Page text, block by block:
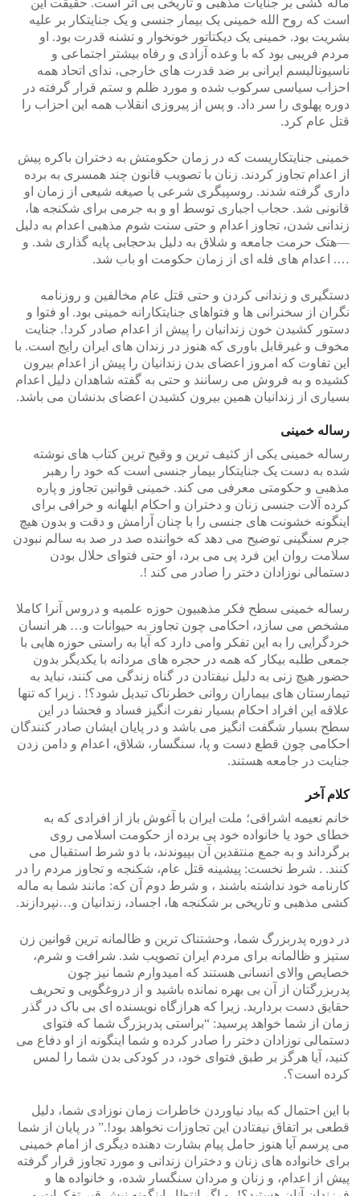
است که روح الله خمینی یک بیمار جنسی و یک جنایتکار بر علیه
بشریت بود. خمینی یک دیکتاتور خونخوار و تشنه قدرت بود. او
مردم فریبی بود که با وعده آزادی و رفاه بیشتر اجتماعی و
ناسیونالیسم ایرانی بر ضد قدرت های خارجی، ندای اتحاد همه
احزاب سیاسی سرکوب شده و مورد ظلم و ستم قرار گرفته در
دوره پهلوی را سر داد. و پس از پیروزی انقلاب همه این احزاب را
قتل عام کرد.
خمینی جنایتکاریست که در زمان حکومتش به دختران باکره پیش
از اعدام تجاوز کردند. زنان با تصویب قانون چند همسری به برده
داری گرفته شدند. روسپیگری شرعی یا صیغه شیعی از زمان او
قانونی شد. حجاب اجباری توسط او و به جرمی برای شکنجه ها،
زندانی شدن، تجاوز اعدام و حتی سنت شوم مذهبی اعدام به دلیل
—هتک حرمت جامعه و شلاق به دلیل بدحجابی پایه گذاری شد. و
…. اعدام های فله ای از زمان حکومت او باب شد.
دستگیری و زندانی کردن و حتی قتل عام مخالفین و روزنامه
نگران از سخنرانی ها و فتواهای جنایتکارانه خمینی بود. او فتوا و
دستور کشیدن خون زندانیان را پیش از اعدام صادر کرد!. جنایت
مخوف و غیرقابل باوری که هنوز در زندان های ایران رایج است. با
این تفاوت که امروز اعضای بدن زندانیان را پیش از اعدام بیرون
کشیده و به فروش می رسانند و حتی به گفته شاهدان دلیل اعدام
بسیاری از زندانیان همین بیرون کشیدن اعضای بدنشان می باشد.
رساله خمینی
رساله خمینی یکی از کثیف ترین و وقیح ترین کتاب های نوشته
شده به دست یک جنایتکار بیمار جنسی است که خود را رهبر
مذهبی و حکومتی معرفی می کند. خمینی قوانین تجاوز و پاره
کرده آلات جنسی زنان و دختران و احکام ابلهانه و خرافی برای
اینگونه خشونت های جنسی را با چنان آرامش و دقت و بدون هیچ
جرم سنگینی توضیح می دهد که خواننده صد در صد به سالم نبودن
سلامت روان این فرد پی می برد، او حتی فتوای حلال بودن
دستمالی نوزادان دختر را صادر می کند !.
رساله خمینی سطح فکر مذهبیون حوزه علمیه و دروس آنرا کاملا
مشخص می سازد، احکامی چون تجاوز به حیوانات و… هر انسان
خردگرایی را به این تفکر وامی دارد که آیا به راستی حوزه هایی با
جمعی طلبه بیکار که همه در حجره های مردانه با یکدیگر بدون
حضور هیچ زنی به دلیل نیفتادن در گناه زندگی می کنند، نباید به
تیمارستان های بیماران روانی خطرناک تبدیل شود؟! . زیرا که تنها
علاقه این افراد احکام بسیار نفرت انگیز فساد و فحشا در این
سطح بسیار شگفت انگیز می باشد و در پایان ایشان صادر کنندگان
احکامی چون قطع دست و پا، سنگسار، شلاق، اعدام و دامن زدن
جنایت در جامعه هستند.
کلام آخر
خانم نعیمه اشراقی؛ ملت ایران با آغوش باز از افرادی که به
خطای خود یا خانواده خود پی برده از حکومت اسلامی روی
برگرداند و به جمع منتقدین آن بپیوندند، با دو شرط استقبال می
کنند. . شرط نخست: پیشینه قتل عام، شکنجه و تجاوز مردم را در
کارنامه خود نداشته باشند ، و شرط دوم آن که: مانند شما به ماله
کشی مذهبی و تاریخی بر شکنجه ها، اجساد، زندانیان و…نپردازند.
در دوره پدربزرگ شما، وحشتناک ترین و ظالمانه ترین قوانین زن
ستیز و ظالمانه برای مردم ایران تصویب شد. شرافت و شرم،
خصایص والای انسانی هستند که امیدوارم شما نیز چون
پدربزرگتان از آن بی بهره نمانده باشید و از دروغگویی و تحریف
حقایق دست بردارید. زیرا که هرازگاه نویسنده ای بی باک در گذر
زمان از شما خواهد پرسید: “براستی پدربزرگ شما که فتوای
دستمالی نوزادان دختر را صادر کرده و شما اینگونه از او دفاع می
کنید، آیا هرگز بر طبق فتوای خود، در کودکی بدن شما را لمس
کرده است؟.
با این احتمال که بیاد نیاوردن خاطرات زمان نوزادی شما، دلیل
قطعی بر اتفاق نیفتادن این تجاوزات نخواهد بود!.” در پایان از شما
می پرسم آیا هنوز حامل پیام بشارت دهنده دیگری از امام خمینی
برای خانواده های زنان و دختران زندانی و مورد تجاوز قرار گرفته
پیش از اعدام، و زنان و مردان سنگسار شده، و خانواده ها و